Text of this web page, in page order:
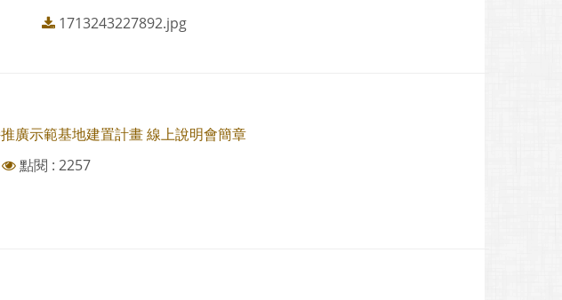
1713243227892.jpg
廣示範基地建置計畫 線上說明會簡章
點閱 : 2257